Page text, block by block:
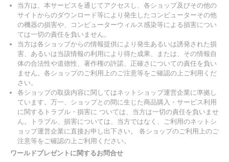
当方は、本サービスを通じてアクセスし、各ショップ及びその他の
サイトからのダウンロード等により発生したコンピューターその他
の機器の損害や、コンピューターウィルス感染等による損害につい
ては一切の責任を負いません。
当方は各ショップからの情報提供により発生あるいは誘発された損
害、あるいは当該情報の利用により得た成果、または、その情報自
体の合法性や道徳性、著作権の許諾、正確さについての責任を負い
ません。各ショップのご利用上のご注意等をご確認の上ご利用くだ
さい。
各ショップの取扱内容に関してはネットショップ運営企業に準拠し
ています。万一、ショップとの間に生じた商品購入・サービス利用
に関するトラブル・損害に ついては、当方は一切の責任を負いませ
ん。トラブル、損害については、当方ではなく、ご利用のネットシ
ョップ運営企業に直接お申し出下さい。 各ショップのご利用上のご
注意等をご確認の上ご利用ください。
ワールドプレゼントに関するお問合せ